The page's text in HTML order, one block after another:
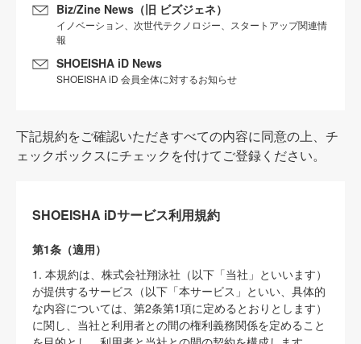
Biz/Zine News（旧 ビズジェネ）
イノベーション、次世代テクノロジー、スタートアップ関連情
報
SHOEISHA iD News
SHOEISHA iD 会員全体に対するお知らせ
下記規約をご確認いただきすべての内容に同意の上、チ
ェックボックスにチェックを付けてご登録ください。
SHOEISHA iDサービス利用規約
第1条（適用）
1. 本規約は、株式会社翔泳社（以下「当社」といいます）
が提供するサービス（以下「本サービス」といい、具体的
な内容については、第2条第1項に定めるとおりとします）
に関し、当社と利用者との間の権利義務関係を定めること